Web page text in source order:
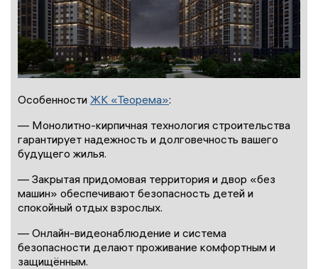
Особенности ЖК «Теорема»:
— Монолитно-кирпичная технология строительства
гарантирует надежность и долговечность вашего
будущего жилья.
— Закрытая придомовая территория и двор «без
машин» обеспечивают безопасность детей и
спокойный отдых взрослых.
— Онлайн-видеонаблюдение и система
безопасности делают проживание комфортным и
защищённым.